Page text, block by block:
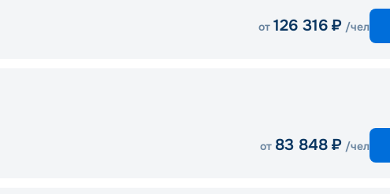
от 126 316 ₽ /чел
от 83 848 ₽ /чел